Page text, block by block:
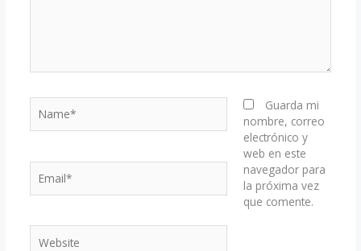
Guarda mi
nombre, correo
electrónico y
web en este
navegador para
la próxima vez
que comente.